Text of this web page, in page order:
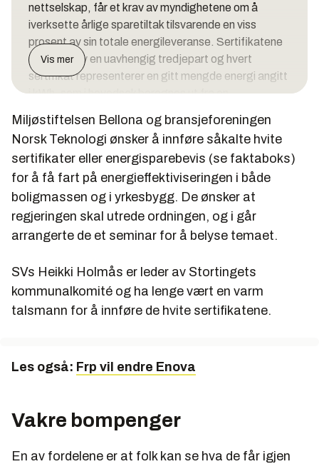
nettselskap, får et krav av myndighetene om å
iverksette årlige sparetiltak tilsvarende en viss
prosent av sin totale energileveranse. Sertifikatene
utstedes av en uavhengig tredjepart og hvert
sertifikat representerer en gitt mengde energi angitt
i kWh, som i hovedsak beregnes ut fra en
Den forpliktede aktøren må selv være aktiv med å
skaffe seg sertifikater. Det kan han gjøre ved å tilby
energieffektiviseringstjenester selv, eller ved å kjøpe
sertifikater fra en tredjepart som også utfører
energieffektiviseringstjenester. Sertifikatene kan
siden handles mellom de ulike sertifikatpliktige
aktørene.
Kilde: Store norske leksikon
Vis mer
Miljøstiftelsen Bellona og bransjeforeningen
Norsk Teknologi ønsker å innføre såkalte hvite
sertifikater eller energisparebevis (se faktaboks)
for å få fart på energieffektiviseringen i både
boligmassen og i yrkesbygg. De ønsker at
regjeringen skal utrede ordningen, og i går
arrangerte de et seminar for å belyse temaet.
SVs Heikki Holmås er leder av Stortingets
kommunalkomité og ha lenge vært en varm
talsmann for å innføre de hvite sertifikatene.
Les også: Frp vil endre Enova
Vakre bompenger
En av fordelene er at folk kan se hva de får igjen